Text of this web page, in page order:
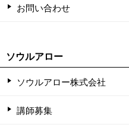
お問い合わせ
ソウルアロー
ソウルアロー株式会社
講師募集